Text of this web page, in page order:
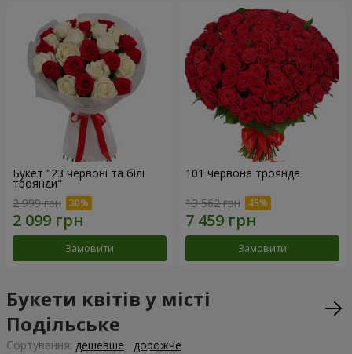
Букет "23 червоні та білі
троянди"
2 999 грн
Замовити
101 червона троянда
13 562 грн
Замовити
Букети квітів у місті
Подільське
Сортування: дешевше дорожче